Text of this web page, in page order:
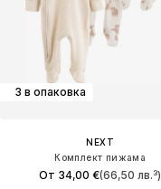
3 в опаковка
NEXT
Комплект пижама
От 34,00 €(66,50 лв.³)